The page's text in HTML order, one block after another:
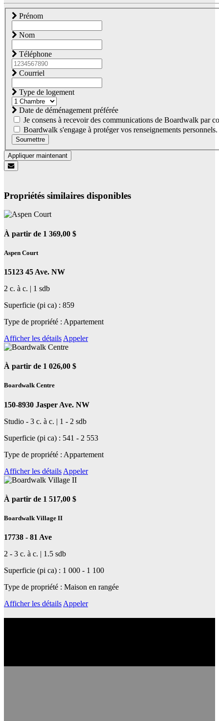
Prénom
Nom
Téléphone
Courriel
Type de logement
Date de déménagement préférée
Je consens à recevoir des communications de Boardwalk par
Boardwalk s'engage à protéger vos renseignements
Soumettre
Appliquer maintenant
Propriétés similaires disponibles
À partir de 1 369,00 $
Aspen Court
15123 45 Ave. NW
2 c. à c. | 1 sdb
Superficie (pi ca) : 859
Type de propriété : Appartement
Afficher les détails Appeler
À partir de 1 026,00 $
Boardwalk Centre
150-8930 Jasper Ave. NW
Studio - 3 c. à c. | 1 - 2 sdb
Superficie (pi ca) : 541 - 2 553
Type de propriété : Appartement
Afficher les détails Appeler
À partir de 1 517,00 $
Boardwalk Village II
17738 - 81 Ave
2 - 3 c. à c. | 1.5 sdb
Superficie (pi ca) : 1 000 - 1 100
Type de propriété : Maison en rangée
Afficher les détails Appeler